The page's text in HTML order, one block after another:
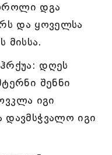
დგა
და ყოველსა
მისსა.
დღეს
შენნი
იგი
იგი